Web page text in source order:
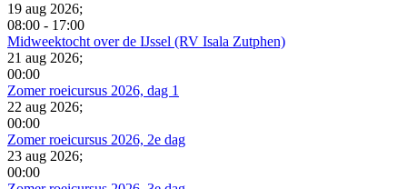
19 aug 2026;
08:00 - 17:00
Midweektocht over de IJssel (RV Isala Zutphen)
21 aug 2026;
00:00
Zomer roeicursus 2026, dag 1
22 aug 2026;
00:00
Zomer roeicursus 2026, 2e dag
23 aug 2026;
00:00